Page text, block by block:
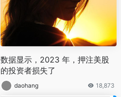
数据显示，2023 年，押注美股
的投资者损失了
daohang 18,873